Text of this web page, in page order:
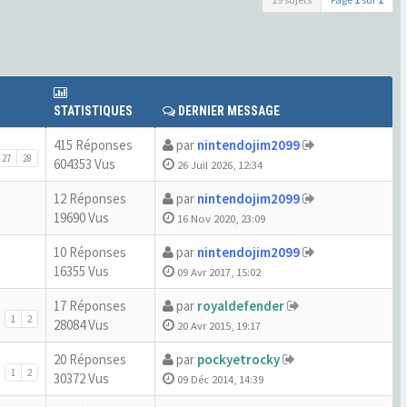
STATISTIQUES DERNIER MESSAGE
27 28
415 Réponses
604353 Vus
par nintendojim2099
26 Juil 2026, 12:34
12 Réponses
19690 Vus
par nintendojim2099
16 Nov 2020, 23:09
10 Réponses
16355 Vus
par nintendojim2099
09 Avr 2017, 15:02
1 2
17 Réponses
28084 Vus
par royaldefender
20 Avr 2015, 19:17
1 2
20 Réponses
30372 Vus
par pockyetrocky
09 Déc 2014, 14:39